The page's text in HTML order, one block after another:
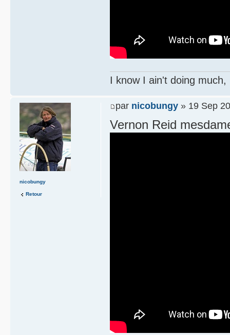
I know I ain't doing
par nicobungy » 19 Sep
Vernon Reid
nicobungy
Retour